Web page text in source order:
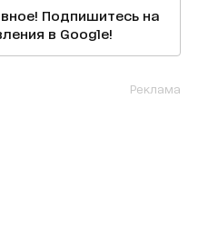
Подпишитесь на
в Google!
Реклама